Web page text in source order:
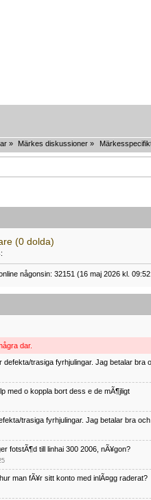
» Märkes diskussioner »
(0 dolda)
online någonsin: 32151 (16 maj 2026 kl.
dar.
defekta/trasiga fyrhjulingar. Jag betalar bra
med o koppla bort dess e de mÃ¶jligt
trasiga fyrhjulingar. Jag betalar bra
fotstÃ¶d till linhai 300 2006, nÃ¥gon?
man fÃ¥r sitt konto med inlÃ¤gg raderat?